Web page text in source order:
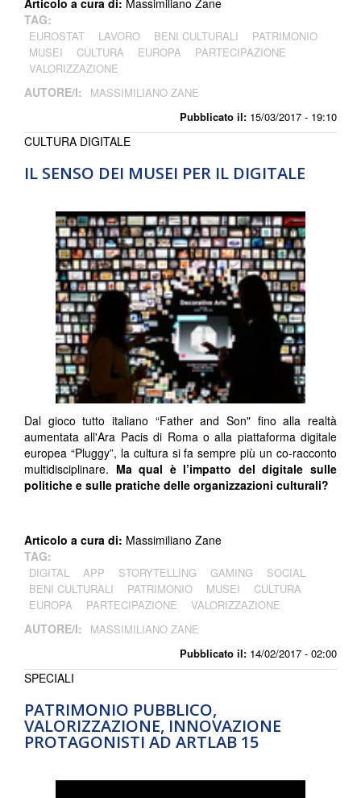
Pubblicato il: 15/03/2017 - 19:10
Articolo a cura di: Massimiliano Zane
TAG:
EUROSTAT LAVORO BENI CULTURALI
PATRIMONIO
MUSEI
CULTURA EUROPA
PARTECIPAZIONE
VALORIZZAZIONE
AUTORE/I: MASSIMILIANO ZANE
IL SENSO DEI MUSEI PER IL DIGITALE
Pubblicato il: 14/02/2017 - 02:00
CULTURA DIGITALE
Dal gioco tutto italiano “Father and Son" fino alla realtà
aumentata all'Ara Pacis di Roma o alla piattaforma digitale
europea “Pluggy”, la cultura si fa sempre più un co-racconto
multidisciplinare. Ma qual è l’impatto del digitale sulle
politiche e sulle pratiche delle organizzazioni culturali?
Articolo a cura di: Massimiliano Zane
TAG:
DIGITAL APP STORYTELLING GAMING
SOCIAL
BENI CULTURALI
PATRIMONIO MUSEI
CULTURA
EUROPA
PARTECIPAZIONE VALORIZZAZIONE
AUTORE/I: MASSIMILIANO ZANE
PATRIMONIO PUBBLICO,
VALORIZZAZIONE, INNOVAZIONE
PROTAGONISTI AD ARTLAB 15
SPECIALI